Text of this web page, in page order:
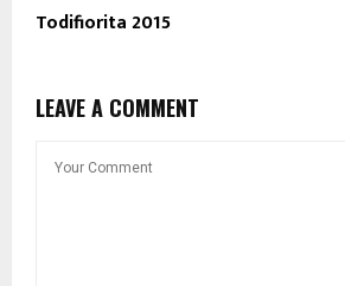
Todifiorita 2015
LEAVE A COMMENT